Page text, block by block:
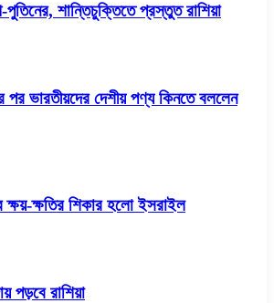
পুতিনের, শান্তিচুক্তিতে প্রস্তুত রাশিয়া
ভারতীয়দের দেশীয় পণ্য কিনতে বললেন
ক্ষয়-ক্ষতির শিকার হলো ইসরাইল
পড়বে রাশিয়া